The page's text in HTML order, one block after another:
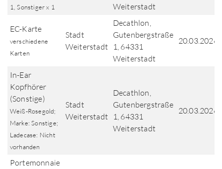
1, Sonstiger x 1
Weiterstadt
EC-Karte
verschiedene
Karten
Stadt
Weiterstadt
Decathlon,
Gutenbergstraße
1, 64331
Weiterstadt
20.03.2026
In-Ear
Kopfhörer
(Sonstige)
Weiß-Rosegold;
Marke: Sonstige;
Ladecase: Nicht
vorhanden
Stadt
Weiterstadt
Decathlon,
Gutenbergstraße
1, 64331
Weiterstadt
20.03.2026
Portemonnaie